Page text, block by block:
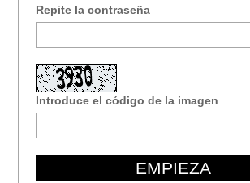
Repite la contraseña
Introduce el código de la imagen
EMPIEZA